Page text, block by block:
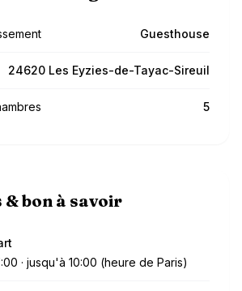
Guesthouse
24620 Les Eyzies-de-Tayac-Sireuil
5
bon à savoir
· jusqu'à 10:00 (heure de Paris)